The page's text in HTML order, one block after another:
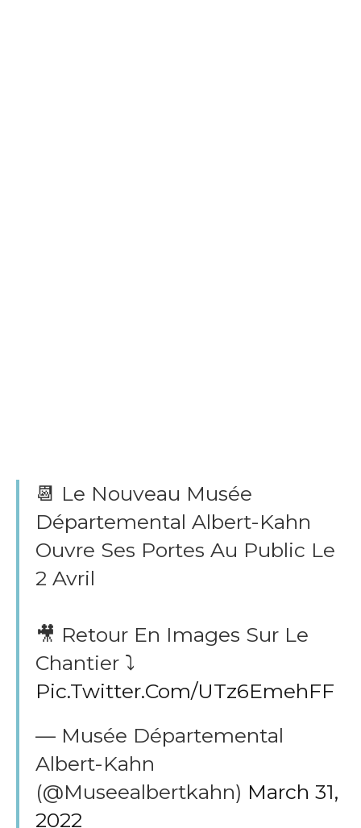
📆 Le Nouveau Musée
Départemental Albert-Kahn
Ouvre Ses Portes Au Public Le
2 Avril
🎥 Retour En Images Sur Le
Chantier ⤵️
Pic.twitter.com/UTz6EmehFF
— Musée Départemental
Albert-Kahn
(@museealbertkahn) March 31,
2022